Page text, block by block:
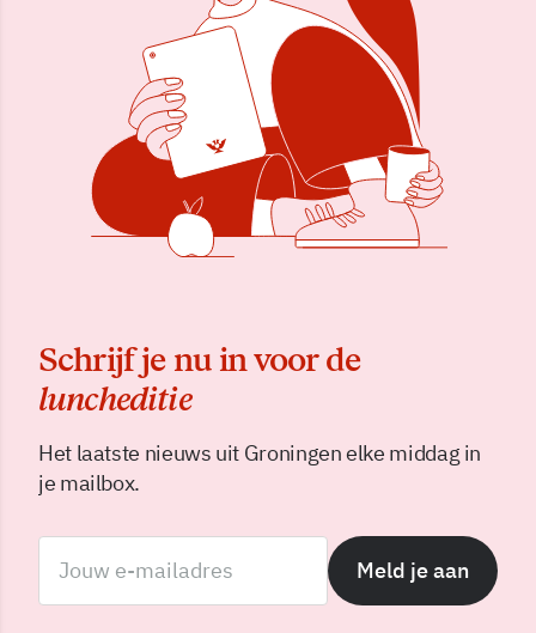
Schrijf je nu in voor de
luncheditie
Het laatste nieuws uit Groningen elke middag in
je mailbox.
Meld je aan